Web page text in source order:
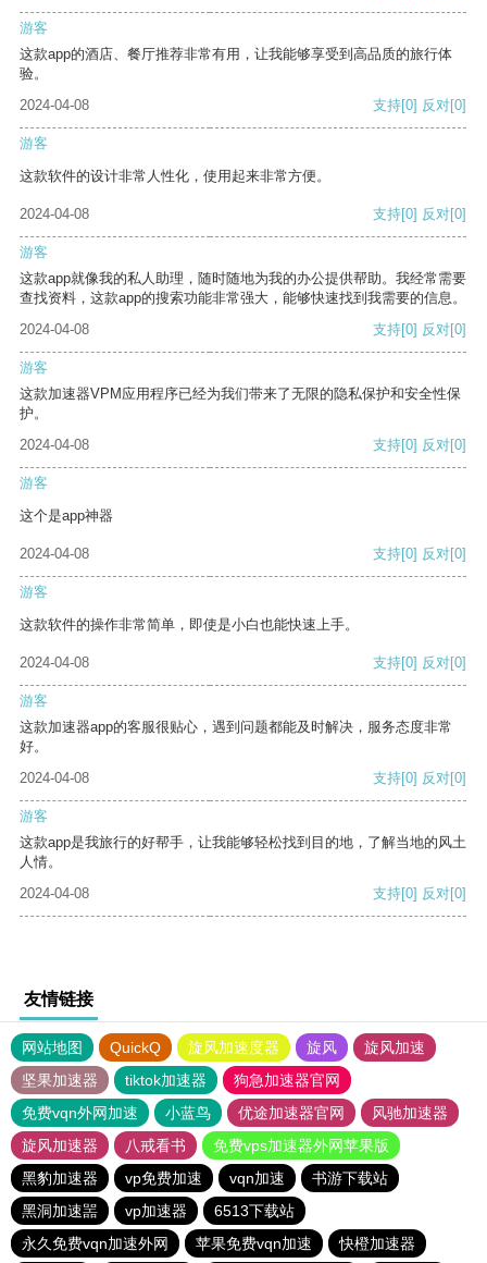
游客
这款app的酒店、餐厅推荐非常有用，让我能够享受到高品质的旅行体
验。
2024-04-08
支持[0] 反对[0]
游客
这款软件的设计非常人性化，使用起来非常方便。
2024-04-08 支持[0] 反对[0]
游客
这款app就像我的私人助理，随时随地为我的办公提供帮助。我经常需要
查找资料，这款app的搜索功能非常强大，能够快速找到我需要的信息。
2024-04-08
支持[0] 反对[0]
游客
这款加速器VPM应用程序已经为我们带来了无限的隐私保护和安全性保
护。
2024-04-08
支持[0] 反对[0]
游客
这个是app神器
2024-04-08 支持[0] 反对[0]
游客
这款软件的操作非常简单，即使是小白也能快速上手。
2024-04-08 支持[0] 反对[0]
游客
这款加速器app的客服很贴心，遇到问题都能及时解决，服务态度非常
好。
2024-04-08
支持[0] 反对[0]
游客
这款app是我旅行的好帮手，让我能够轻松找到目的地，了解当地的风土
人情。
2024-04-08
支持[0] 反对[0]
友情链接
网站地图 QuickQ 旋风加速度器 旋风
旋风加速
坚果加速器
tiktok加速器
狗急加速器官网
免费vqn外网加速
小蓝鸟 优途加速器官网
风驰加速器
旋风加速器
八戒看书
免费vps加速器外网苹果版
黑豹加速器
vp免费加速 vqn加速
书游下载站
黑洞加速噐
vp加速器
6513下载站
永久免费vqn加速外网
苹果免费vqn加速 快橙加速器